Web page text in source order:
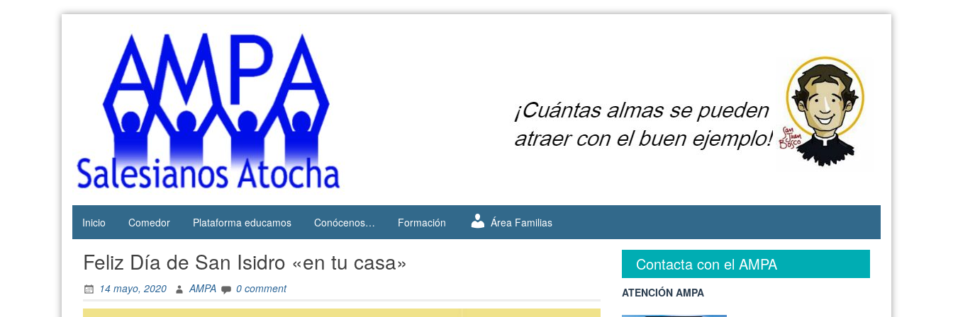
AMPA
Salesianos
Atocha
Web del
AMPA del
Colegio
Salesianos
de Atocha
Inicio Comedor Plataforma educamos Conócenos… Formación Área Familias
Feliz Día de San Isidro «en tu casa»
14 mayo, 2020 AMPA 0 comment
Contacta con el AMPA
ATENCIÓN AMPA